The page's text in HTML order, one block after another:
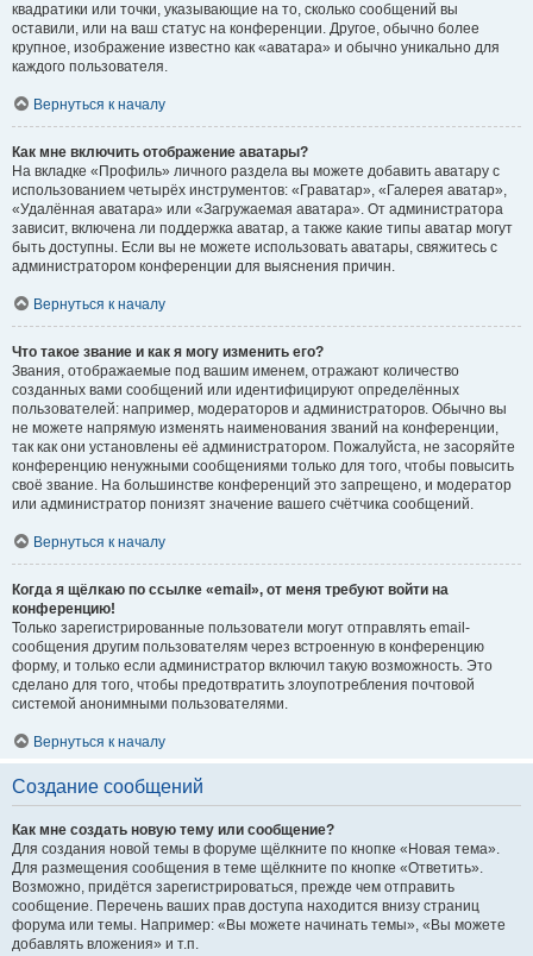
квадратики или точки, указывающие на то, сколько сообщений вы
оставили, или на ваш статус на конференции. Другое, обычно более
крупное, изображение известно как «аватара» и обычно уникально для
каждого пользователя.
Вернуться к началу
Как мне включить отображение аватары?
На вкладке «Профиль» личного раздела вы можете добавить аватару с
использованием четырёх инструментов: «Граватар», «Галерея аватар»,
«Удалённая аватара» или «Загружаемая аватара». От администратора
зависит, включена ли поддержка аватар, а также какие типы аватар могут
быть доступны. Если вы не можете использовать аватары, свяжитесь с
администратором конференции для выяснения причин.
Вернуться к началу
Что такое звание и как я могу изменить его?
Звания, отображаемые под вашим именем, отражают количество
созданных вами сообщений или идентифицируют определённых
пользователей: например, модераторов и администраторов. Обычно вы
не можете напрямую изменять наименования званий на конференции,
так как они установлены её администратором. Пожалуйста, не засоряйте
конференцию ненужными сообщениями только для того, чтобы повысить
своё звание. На большинстве конференций это запрещено, и модератор
или администратор понизят значение вашего счётчика сообщений.
Вернуться к началу
Когда я щёлкаю по ссылке «email», от меня требуют войти на
конференцию!
Только зарегистрированные пользователи могут отправлять email-
сообщения другим пользователям через встроенную в конференцию
форму, и только если администратор включил такую возможность. Это
сделано для того, чтобы предотвратить злоупотребления почтовой
системой анонимными пользователями.
Вернуться к началу
Создание сообщений
Как мне создать новую тему или сообщение?
Для создания новой темы в форуме щёлкните по кнопке «Новая тема».
Для размещения сообщения в теме щёлкните по кнопке «Ответить».
Возможно, придётся зарегистрироваться, прежде чем отправить
сообщение. Перечень ваших прав доступа находится внизу страниц
форума или темы. Например: «Вы можете начинать темы», «Вы можете
добавлять вложения» и т.п.